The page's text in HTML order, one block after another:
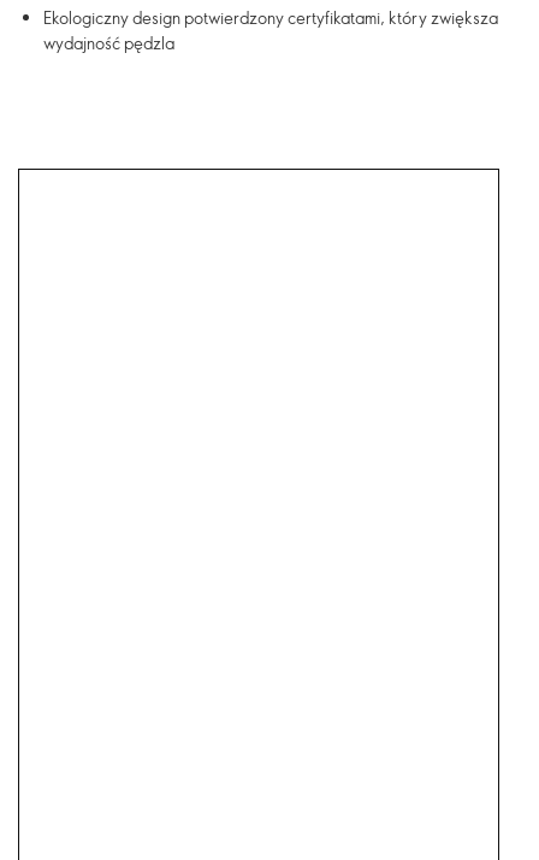
Ekologiczny design potwierdzony certyfikatami, który zwiększa
wydajność pędzla